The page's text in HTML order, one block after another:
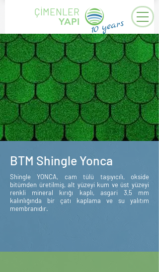
ÇİMENLER
YAPI
10years
BTM Shingle Yonca
Shingle YONCA, cam tülü taşıyıcılı, okside
bitümden üretilmiş, alt yüzeyi kum ve üst yüzeyi
renkli mineral kırığı kaplı, asgari 3,5 mm
kalınlığında bir çatı kaplama ve su yalıtım
membranıdır.